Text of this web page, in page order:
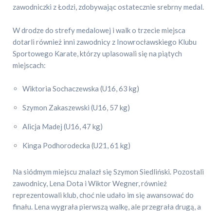
zawodniczki z Łodzi, zdobywając ostatecznie srebrny medal.
W drodze do strefy medalowej i walk o trzecie miejsca
dotarli również inni zawodnicy z Inowrocławskiego Klubu
Sportowego Karate, którzy uplasowali się na piątych
miejscach:
Wiktoria Sochaczewska (U16, 63 kg)
Szymon Zakaszewski (U16, 57 kg)
Alicja Madej (U16, 47 kg)
Kinga Podhorodecka (U21, 61 kg)
Na siódmym miejscu znalazł się Szymon Siedliński. Pozostali
zawodnicy, Lena Dota i Wiktor Wegner, również
reprezentowali klub, choć nie udało im się awansować do
finału. Lena wygrała pierwszą walkę, ale przegrała drugą, a